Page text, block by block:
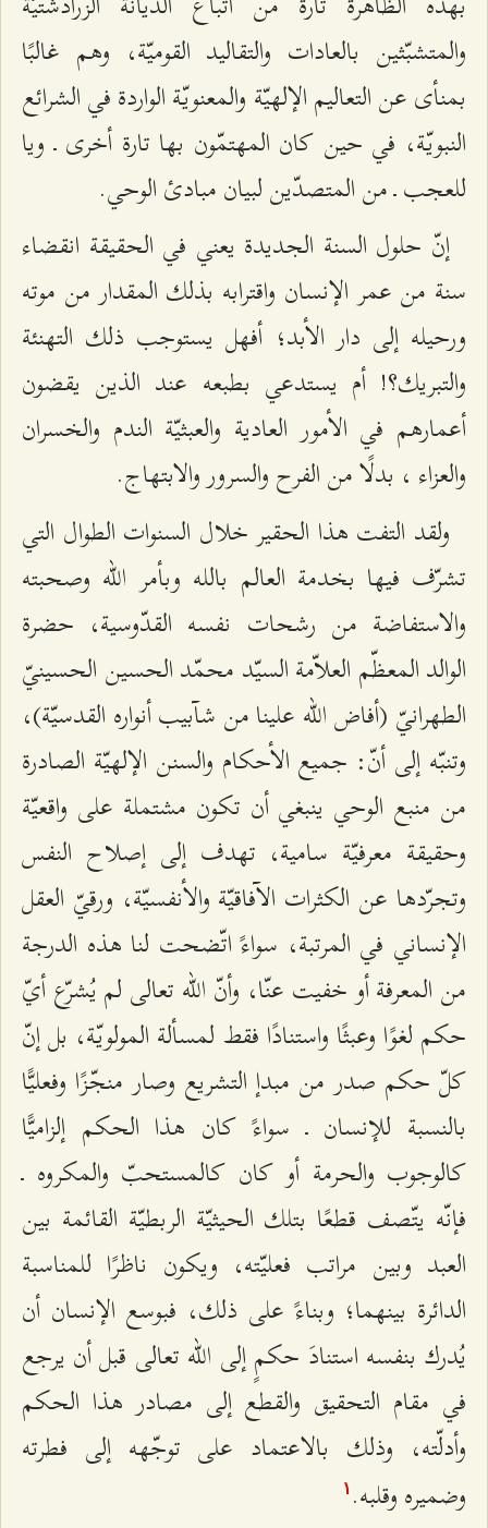
والمتشبّثين بالعادات والتقاليد القوميّة، وهم غالبًا
بمنأى عن التعاليم الإلهيّة والمعنويّة الواردة في الشرائع
النبويّة، في حين كان المهتمّون بها تارة أخرى ـ ويا
للعجب ـ من المتصدّين لبيان مبادئ الوحي.
إنّ حلول السنة الجديدة يعني في الحقيقة انقضاء
سنة من عمر الإنسان واقترابه بذلك المقدار من موته
ورحيله إلى دار الأبد؛ أفهل يستوجب ذلك التهنئة
والتبريك؟! أم يستدعي بطبعه عند الذين يقضون
أعمارهم في الأمور العادية والعبثيّة الندم والخسران
والعزاء ، بدلًا من الفرح والسرور والابتهاج.
ولقد التفت هذا الحقير خلال السنوات الطوال التي
تشرّف فيها بخدمة العالم بالله وبأمر الله وصحبته
والاستفاضة من رشحات نفسه القدّوسية، حضرة
الوالد المعظّم العلاّمة السيّد محمّد الحسين الحسينيّ
الطهرانيّ (أفاض الله علينا من شآبيب أنواره القدسيّة)،
وتنبّه إلى أنّ: جميع الأحكام والسنن الإلهيّة الصادرة
من منبع الوحي ينبغي أن تكون مشتملة على واقعيّة
وحقيقة معرفيّة سامية، تهدف إلى إصلاح النفس
وتجرّدها عن الكثرات الآفاقيّة والأنفسيّة، ورقيّ العقل
الإنساني في المرتبة، سواءً اتّضحت لنا هذه الدرجة
من المعرفة أو خفيت عنّا، وأنّ الله تعالى لم يُشرّع أيّ
حكم لغوًا وعبثًا واستنادًا فقط لمسألة المولويّة، بل إنّ
كلّ حكم صدر من مبدإ التشريع وصار منجّزًا وفعليًّا
بالنسبة للإنسان ـ سواءً كان هذا الحكم إلزاميًّا
كالوجوب والحرمة أو كان كالمستحبّ والمكروه ـ
فإنّه يتّصف قطعًا بتلك الحيثيّة الربطيّة القائمة بين
العبد وبين مراتب فعليّته، ويكون ناظرًا للمناسبة
الدائرة بينهما؛ وبناءً على ذلك، فبوسع الإنسان أن
يُدرك بنفسه استنادَ حكمٍ إلى الله تعالى قبل أن يرجع
في مقام التحقيق والقطع إلى مصادر هذا الحكم
وأدلّته، وذلك بالاعتماد على توجّهه إلى فطرته
وضميره وقلبه. ۱